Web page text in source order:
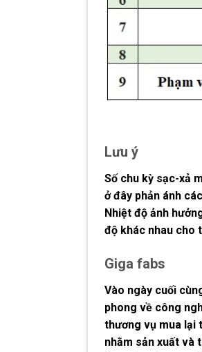
Lưu ý
Số chu kỳ sạc-xả
ở đây phản ánh
Nhiệt độ ảnh
độ khác nhau cho
Giga fabs
Vào ngày cuối
phong về công
thương vụ mua lại
nhằm sản xuất và